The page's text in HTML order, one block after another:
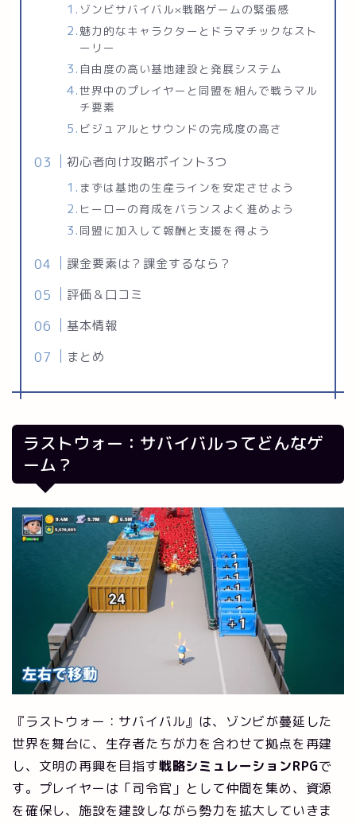
ゾンビサバイバル×戦略ゲームの緊張感
魅力的なキャラクターとドラマチックなスト
ーリー
自由度の高い基地建設と発展システム
世界中のプレイヤーと同盟を組んで戦うマル
チ要素
ビジュアルとサウンドの完成度の高さ
初心者向け攻略ポイント3つ
まずは基地の生産ラインを安定させよう
ヒーローの育成をバランスよく進めよう
同盟に加入して報酬と支援を得よう
課金要素は？課金するなら？
評価＆口コミ
基本情報
まとめ
ラストウォー：サバイバルってどんなゲ
ーム？
『ラストウォー：サバイバル』は、ゾンビが蔓延した
世界を舞台に、生存者たちが力を合わせて拠点を再建
し、文明の再興を目指す戦略シミュレーションRPGで
す。プレイヤーは「司令官」として仲間を集め、資源
を確保し、施設を建設しながら勢力を拡大していきま